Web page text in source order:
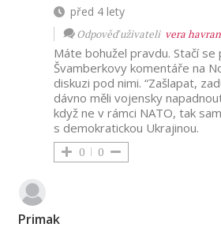
před 4 lety
Odpověď uživateli vera
Máte bohužel pravdu. Stačí se
Švamberkovy komentáře na
diskuzi pod nimi. “Zašlapat,
dávno měli vojensky
když ne v rámci NATO, tak
s demokratickou Ukrajinou.
0 0
Primak